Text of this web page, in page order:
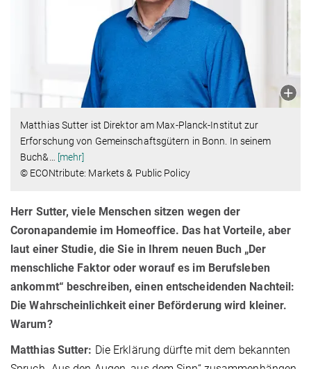
Matthias Sutter ist Direktor am Max-Planck-Institut zur
Erforschung von Gemeinschaftsgütern in Bonn. In seinem
Buch&
[mehr]
© ECONtribute: Markets & Public Policy
Herr Sutter, viele Menschen sitzen wegen der
Coronapandemie im Homeoffice. Das hat Vorteile, aber
laut einer Studie, die Sie in Ihrem neuen Buch „Der
menschliche Faktor oder worauf es im Berufsleben
ankommt“ beschreiben, einen entscheidenden Nachteil:
Die Wahrscheinlichkeit einer Beförderung wird kleiner.
Warum?
Matthias Sutter: Die Erklärung dürfte mit dem bekannten